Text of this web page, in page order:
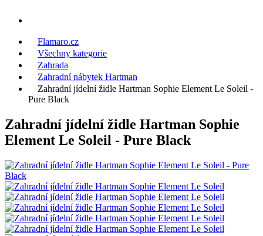
Flamaro.cz
Všechny kategorie
Zahrada
Zahradní nábytek Hartman
Zahradní jídelní židle Hartman Sophie Element Le Soleil -
Pure Black
Zahradní jídelní židle Hartman Sophie
Element Le Soleil - Pure Black